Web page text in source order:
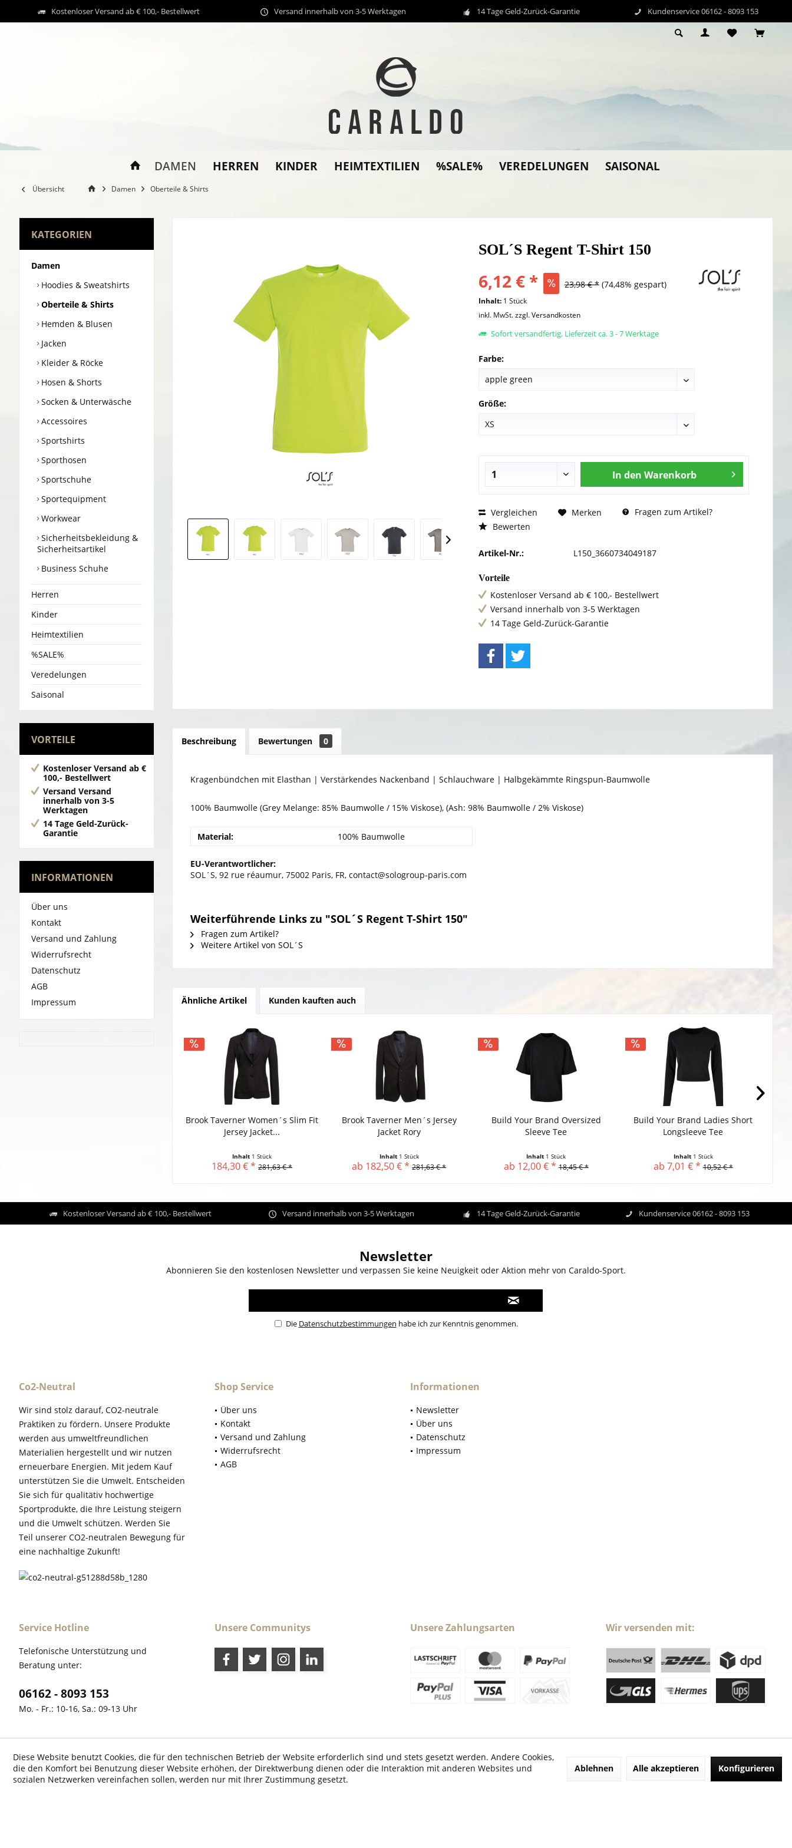
Kostenloser Versand ab € 100,- Bestellwert Versand innerhalb von 3-5 Werktagen 14 Tage Geld-Zurück-Garantie Kundenservice 06162 - 8093 153
DAMEN HERREN KINDER HEIMTEXTILIEN %SALE% VEREDELUNGEN SAISONAL
Übersicht Damen Oberteile & Shirts
KATEGORIEN
Damen
Hoodies & Sweatshirts
Oberteile & Shirts
Hemden & Blusen
Jacken
Kleider & Röcke
Hosen & Shorts
Socken & Unterwäsche
Accessoires
Sportshirts
Sporthosen
Sportschuhe
Sportequipment
Workwear
Sicherheitsbekleidung &
Sicherheitsartikel
Business Schuhe
Herren
Kinder
Heimtextilien
%SALE%
Veredelungen
Saisonal
VORTEILE
Kostenloser Versand ab €
100,- Bestellwert
Versand Versand
innerhalb von 3-5
Werktagen
14 Tage Geld-Zurück-
Garantie
INFORMATIONEN
Über uns
Kontakt
Versand und Zahlung
Widerrufsrecht
Datenschutz
AGB
Impressum
SOL´S Regent T-Shirt 150
6,12 € * 23,98 € * (74,48% gespart)
Inhalt: 1 Stück
inkl. MwSt.zzgl. Versandkosten
Sofort versandfertig, Lieferzeit ca. 3 - 7 Werktage
Farbe:
Größe:
In den Warenkorb
Vergleichen Merken
Fragen zum Artikel?
Bewerten
Artikel-Nr.: L150_3660734049187
Vorteile
Kostenloser Versand ab € 100,- Bestellwert
Versand innerhalb von 3-5 Werktagen
14 Tage Geld-Zurück-Garantie
Beschreibung Bewertungen 0
Kragenbündchen mit Elasthan | Verstärkendes Nackenband | Schlauchware | Halbgekämmte Ringspun-Baumwolle
100% Baumwolle (Grey Melange: 85% Baumwolle / 15% Viskose), (Ash: 98% Baumwolle / 2% Viskose)
Material: 100% Baumwolle
EU-Verantwortlicher:
SOL´S, 92 rue réaumur, 75002 Paris, FR, contact@sologroup-paris.com
Weiterführende Links zu "SOL´S Regent T-Shirt 150"
Fragen zum Artikel?
Weitere Artikel von SOL´S
Ähnliche Artikel Kunden kauften auch
Brook Taverner Women´s Slim Fit
Jersey Jacket...
Inhalt 1 Stück
184,30 € * 281,63 € *
Brook Taverner Men´s Jersey
Jacket Rory
Inhalt 1 Stück
ab 182,50 € * 281,63 € *
Build Your Brand Oversized
Sleeve Tee
Inhalt 1 Stück
ab 12,00 € * 18,45 € *
Build Your Brand Ladies Short
Longsleeve Tee
Inhalt 1 Stück
ab 7,01 € * 10,52 € *
Kostenloser Versand ab € 100,- Bestellwert Versand innerhalb von 3-5 Werktagen 14 Tage Geld-Zurück-Garantie Kundenservice 06162 - 8093 153
Newsletter
Abonnieren Sie den kostenlosen Newsletter und verpassen Sie keine Neuigkeit oder Aktion mehr von Caraldo-Sport.
Die Datenschutzbestimmungen habe ich zur Kenntnis genommen.
Co2-Neutral
Wir sind stolz darauf, CO2-neutrale
Praktiken zu fördern. Unsere Produkte
werden aus umweltfreundlichen
Materialien hergestellt und wir nutzen
erneuerbare Energien. Mit jedem Kauf
unterstützen Sie die Umwelt. Entscheiden
Sie sich für qualitätiv hochwertige
Sportprodukte, die Ihre Leistung steigern
und die Umwelt schützen. Werden Sie
Teil unserer CO2-neutralen Bewegung für
eine nachhaltige Zukunft!
Shop Service
Über uns
Kontakt
Versand und Zahlung
Widerrufsrecht
AGB
Informationen
Newsletter
Über uns
Datenschutz
Impressum
Service Hotline
Telefonische Unterstützung und
Beratung unter:
06162 - 8093 153
Mo. - Fr.: 10-16, Sa.: 09-13 Uhr
Unsere Communitys Unsere Zahlungsarten Wir versenden mit:
* Alle Preise inkl. gesetzl. Mehrwertsteuer zzgl. Versandkostenund ggf. Nachnahmegebühren, wenn nicht anders beschrieben
© 2026 Caraldo-Sport.de - All Rights Reserved. Design by
Diese Website benutzt Cookies, die für den technischen Betrieb der Website erforderlich sind und stets gesetzt werden. Andere Cookies,
die den Komfort bei Benutzung dieser Website erhöhen, der Direktwerbung dienen oder die Interaktion mit anderen Websites und
sozialen Netzwerken vereinfachen sollen, werden nur mit Ihrer Zustimmung gesetzt.
Ablehnen Alle akzeptieren Konfigurieren